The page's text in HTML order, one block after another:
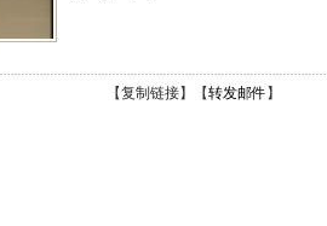
【复制链接】【转发邮件 】